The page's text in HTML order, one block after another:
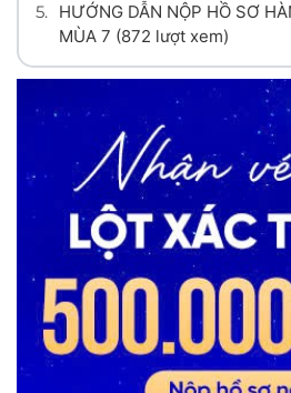
5. HƯỚNG DẪN NỘP HỒ SƠ HÀNH TRÌNH LỘT XÁC
MÙA 7 (872 lượt xem)